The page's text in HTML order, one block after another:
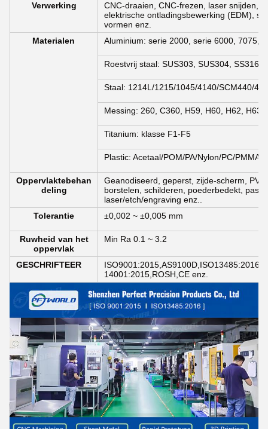
Verwerking
CNC-draaien, CNC-frezen, laser snijden,
elektrische ontladingsbewerking (EDM),
vormen enz.
Materialen
Aluminium: serie 2000, serie 6000, 7075,
Roestvrij staal: SUS303, SUS304, SS316,
Staal: 1214L/1215/1045/4140/SCM440/
Messing: 260, C360, H59, H60, H62,
Titanium: klasse F1-F5
Plastic: Acetaal/POM/PA/Nylon/PC/PMMA/
Oppervlaktebehan
deling
Geanodiseerd, geperst, zijde-scherm,
borstelen, schilderen, poederbedekt,
laser/etch/engraving enz..
Tolerantie
±0,002 ~ ±0,005 mm
Ruwheid van het
oppervlak
Min Ra 0.1 ~ 3.2
GESCHRIFTEER
14001:2015,ROSH,CE enz.